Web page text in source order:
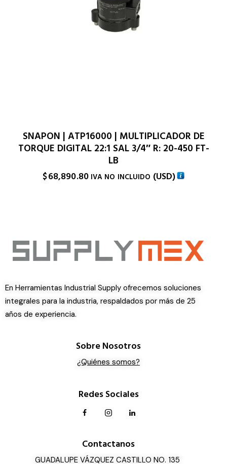
SNAPON | ATP16000 | MULTIPLICADOR DE
TORQUE DIGITAL 22:1 SAL 3/4″ R: 20-450 FT-
LB
$68,890.80 IVA NO INCLUIDO (USD)
En Herramientas Industrial Supply ofrecemos soluciones
integrales para la industria, respaldados por más de 25
años de experiencia.
Sobre Nosotros
¿Quiénes somos?
Redes Sociales
Contactanos
GUADALUPE VÁZQUEZ CASTILLO NO. 135